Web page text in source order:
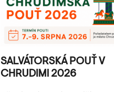
SALVÁTORSKÁ POUŤ V
CHRUDIMI 2026